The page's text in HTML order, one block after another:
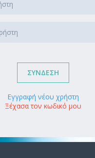
ΣΥΝΔΕΣΗ
Εγγραφή νέου χρήστη
Ξέχασα τον κωδικό μου